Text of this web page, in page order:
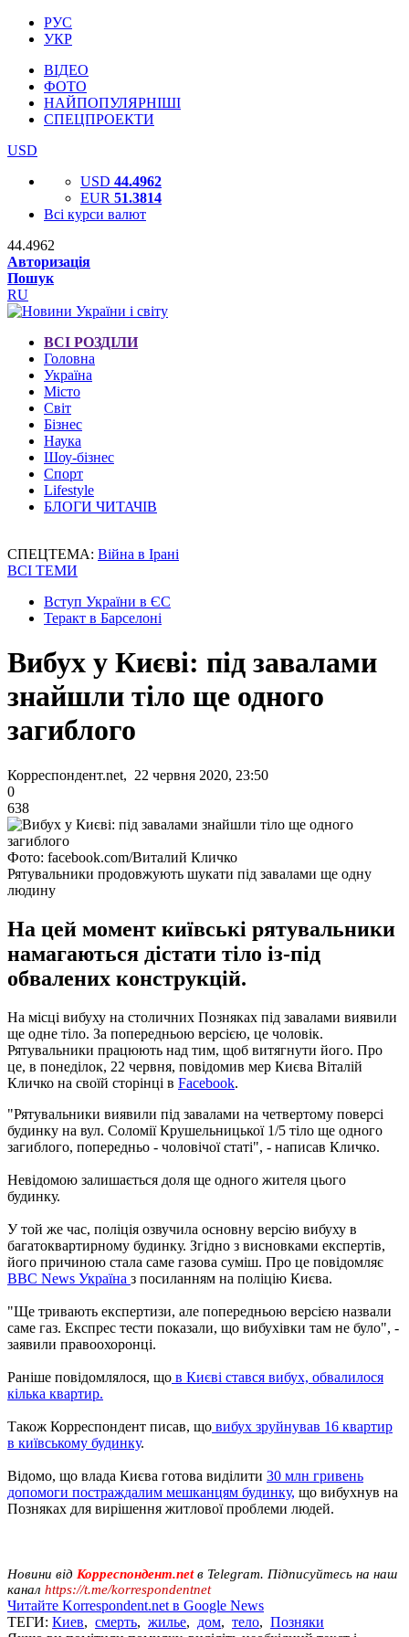
РУС
УКР
ВІДЕО
ФОТО
НАЙПОПУЛЯРНІШІ
СПЕЦПРОЕКТИ
USD
USD 44.4962
EUR 51.3814
Всі курси валют
44.4962
Авторизація
Пошук
RU
ВСІ РОЗДІЛИ
Головна
Україна
Місто
Світ
Бізнес
Наука
Шоу-бізнес
Спорт
Lifestyle
БЛОГИ ЧИТАЧІВ
СПЕЦТЕМА: Війна в Ірані
ВСІ ТЕМИ
Вступ України в ЄС
Теракт в Барселоні
Вибух у Києві: під завалами
знайшли тіло ще одного
загиблого
Корреспондент.net, 22 червня 2020, 23:50
0
638
Фото: facebook.com/Виталий Кличко
Рятувальники продовжують шукати під завалами ще одну
людину
На цей момент київські рятувальники
намагаються дістати тіло із-під
обвалених конструкцій.
На місці вибуху на столичних Позняках під завалами виявили
ще одне тіло. За попередньою версією, це чоловік.
Рятувальники працюють над тим, щоб витягнути його. Про
це, в понеділок, 22 червня, повідомив мер Києва Віталій
Кличко на своїй сторінці в Facebook.
"Рятувальники виявили під завалами на четвертому поверсі
будинку на вул. Соломії Крушельницької 1/5 тіло ще одного
загиблого, попередньо - чоловічої статі", - написав Кличко.
Невідомою залишається доля ще одного жителя цього
будинку.
У той же час, поліція озвучила основну версію вибуху в
багатоквартирному будинку. Згідно з висновками експертів,
його причиною стала саме газова суміш. Про це повідомляє
ВВС News Україна з посиланням на поліцію Києва.
"Ще тривають експертизи, але попередньою версією назвали
саме газ. Експрес тести показали, що вибухівки там не було", -
заявили правоохоронці.
Раніше повідомлялося, що в Києві стався вибух, обвалилося
кілька квартир.
Також Корреспондент писав, що вибух зруйнував 16 квартир
в київському будинку.
Відомо, що влада Києва готова виділити 30 млн гривень
допомоги постраждалим мешканцям будинку, що вибухнув на
Позняках для вирішення житлової проблеми людей.
Новини від Корреспондент.netв Telegram. Підписуйтесь на наш
канал https://t.me/korrespondentnet
Читайте Korrespondent.net в Google News
ТЕГИ: Киев, смерть, жилье, дом, тело, Позняки